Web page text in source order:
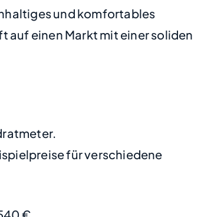
und komfortables
auf einen Markt mit einer soliden
für verschiedene